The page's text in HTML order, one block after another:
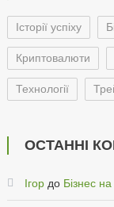
Історії успіху
Криптовалюти
Технології
ОСТАННІ
Ігордо Бізнес